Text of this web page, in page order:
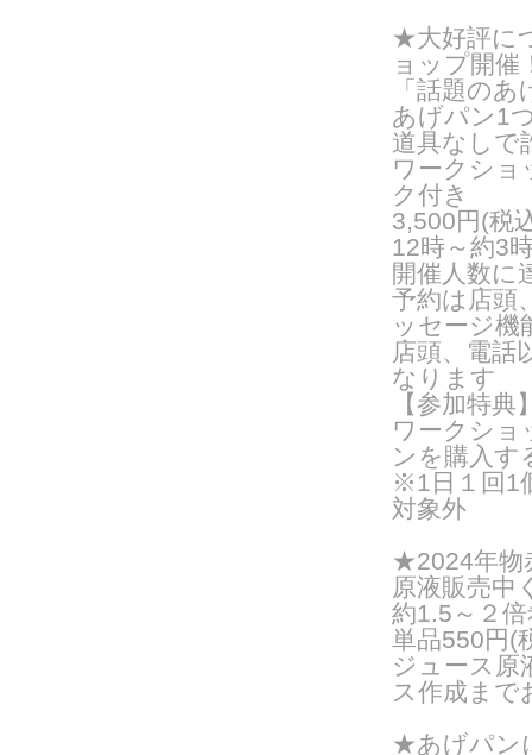
★大好評に
ョップ開催
「話題の
あげパン1
道具なしで
ワークショ
ク付き
3,500円(税
12時～約3
開催人数に
予約は店頭
ッセージ機
店頭、電話
なります
【参加特典
ワークショ
ンを購入す
※1日１回1
対象外
★2024年物
原液販売中
約1.5～２
単品550円(
ジュース原
ス作成まで
★あげパン